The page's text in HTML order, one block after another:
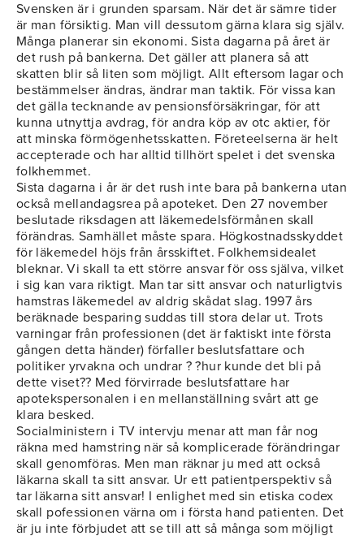
Svensken är i grunden sparsam. När det är sämre tider
är man försiktig. Man vill dessutom gärna klara sig själv.
Många planerar sin ekonomi. Sista dagarna på året är
det rush på bankerna. Det gäller att planera så att
skatten blir så liten som möjligt. Allt eftersom lagar och
bestämmelser ändras, ändrar man taktik. För vissa kan
det gälla tecknande av pensionsförsäkringar, för att
kunna utnyttja avdrag, för andra köp av otc aktier, för
att minska förmögenhetsskatten. Företeelserna är helt
accepterade och har alltid tillhört spelet i det svenska
folkhemmet.
Sista dagarna i år är det rush inte bara på bankerna utan
också mellandagsrea på apoteket. Den 27 november
beslutade riksdagen att läkemedelsförmånen skall
förändras. Samhället måste spara. Högkostnadsskyddet
för läkemedel höjs från årsskiftet. Folkhemsidealet
bleknar. Vi skall ta ett större ansvar för oss själva, vilket
i sig kan vara riktigt. Man tar sitt ansvar och naturligtvis
hamstras läkemedel av aldrig skådat slag. 1997 års
beräknade besparing suddas till stora delar ut. Trots
varningar från professionen (det är faktiskt inte första
gången detta händer) förfaller beslutsfattare och
politiker yrvakna och undrar ? ?hur kunde det bli på
dette viset?? Med förvirrade beslutsfattare har
apotekspersonalen i en mellanställning svårt att ge
klara besked.
Socialministern i TV intervju menar att man får nog
räkna med hamstring när så komplicerade förändringar
skall genomföras. Men man räknar ju med att också
läkarna skall ta sitt ansvar. Ur ett patientperspektiv så
tar läkarna sitt ansvar! I enlighet med sin etiska codex
skall pofessionen värna om i första hand patienten. Det
är ju inte förbjudet att se till att så många som möjligt